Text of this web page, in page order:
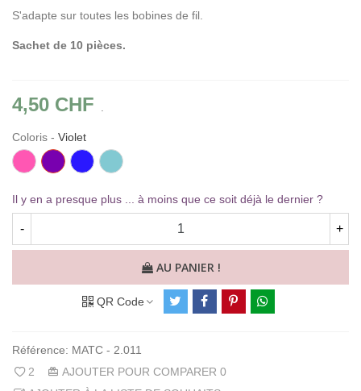
S'adapte sur toutes les bobines de fil.
Sachet de 10 pièces.
4,50 CHF
Coloris - Violet
Rose
vif
Violet Bleu
Roi
Vert
d'eau
Il y en a presque plus ... à moins que ce soit déjà le dernier ?
- +
AU PANIER !
QR Code
Référence: MATC - 2.011
2
AJOUTER POUR COMPARER 0